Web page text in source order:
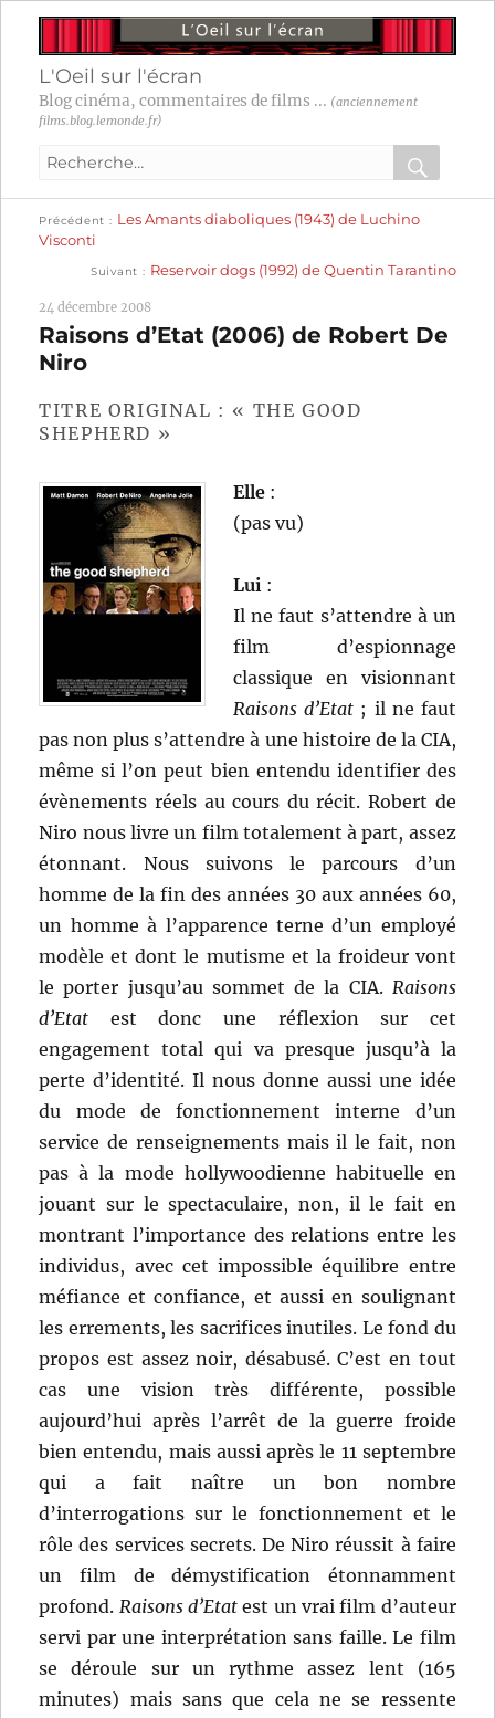
L'Oeil sur l'écran
Blog cinéma, commentaires de films ... (anciennement
films.blog.lemonde.fr)
Recherche
:
OK
Navigation
l’article
Précédent
précédente :
Les Amants diaboliques (1943) de Luchino
Visconti
Suivant
suivante :
Reservoir dogs (1992) de Quentin Tarantino
24 décembre 2008
Raisons d’Etat (2006) de Robert De
Niro
TITRE ORIGINAL : « THE GOOD
SHEPHERD »
Elle :
(pas vu)
Lui :
Il ne faut s’attendre à un
film d’espionnage
classique en visionnant
Raisons d’Etat ; il ne faut
pas non plus s’attendre à une histoire de la CIA,
même si l’on peut bien entendu identifier des
évènements réels au cours du récit. Robert de
Niro nous livre un film totalement à part, assez
étonnant. Nous suivons le parcours d’un
homme de la fin des années 30 aux années 60,
un homme à l’apparence terne d’un employé
modèle et dont le mutisme et la froideur vont
le porter jusqu’au sommet de la CIA. Raisons
d’Etat est donc une réflexion sur cet
engagement total qui va presque jusqu’à la
perte d’identité. Il nous donne aussi une idée
du mode de fonctionnement interne d’un
service de renseignements mais il le fait, non
pas à la mode hollywoodienne habituelle en
jouant sur le spectaculaire, non, il le fait en
montrant l’importance des relations entre les
individus, avec cet impossible équilibre entre
méfiance et confiance, et aussi en soulignant
les errements, les sacrifices inutiles. Le fond du
propos est assez noir, désabusé. C’est en tout
cas une vision très différente, possible
aujourd’hui après l’arrêt de la guerre froide
bien entendu, mais aussi après le 11 septembre
qui a fait naître un bon nombre
d’interrogations sur le fonctionnement et le
rôle des services secrets. De Niro réussit à faire
un film de démystification étonnamment
profond. Raisons d’Etatest un vrai film d’auteur
servi par une interprétation sans faille. Le film
se déroule sur un rythme assez lent (165
minutes) mais sans que cela ne se ressente